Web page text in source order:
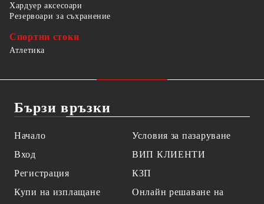
Хардуер аксесоари
Резервоари за съхранение
Спортни стоки
Атлетика
Бързи връзки
Начало
Вход
Регистрация
Купи на изплащане
Условия за пазаруване
ВИП КЛИЕНТИ
КЗП
Онлайн решаване на